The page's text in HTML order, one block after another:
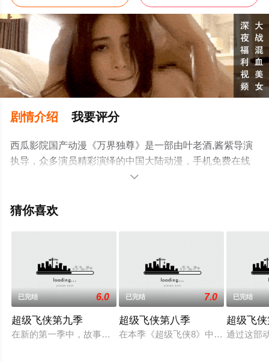
剧情介绍 我要评分
西瓜影院国产动漫《万界独尊》是一部由叶老酒,酱紫导演
执导，众多演员精彩演绎的中国大陆动漫，手机免费在线
观看高清无删减完整版动漫全集就上策驰电影网，更多剧

猜你喜欢
已完结 6.0
超级飞侠第九季
在新的第一季中，故事将围绕着超级宠物展开。每个超级飞侠
已完结 7.0
超级飞侠第八季
在本季《超级飞侠8》中，乐迪将与
已完结
超级飞
通过这部